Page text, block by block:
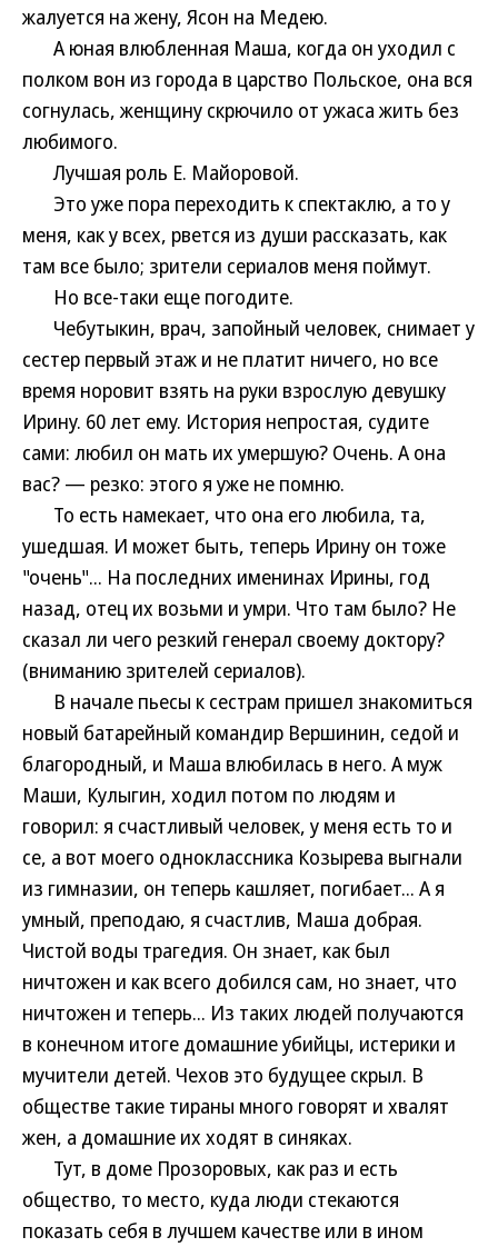
жалуется на жену, Ясон на Медею.
А юная влюбленная Маша, когда он уходил с
полком вон из города в царство Польское, она вся
согнулась, женщину скрючило от ужаса жить без
любимого.
Лучшая роль Е. Майоровой.
Это уже пора переходить к спектаклю, а то у
меня, как у всех, рвется из души рассказать, как
там все было; зрители сериалов меня поймут.
Но все-таки еще погодите.
Чебутыкин, врач, запойный человек, снимает у
сестер первый этаж и не платит ничего, но все
время норовит взять на руки взрослую девушку
Ирину. 60 лет ему. История непростая, судите
сами: любил он мать их умершую? Очень. А она
вас? — резко: этого я уже не помню.
То есть намекает, что она его любила, та,
ушедшая. И может быть, теперь Ирину он тоже
"очень"... На последних именинах Ирины, год
назад, отец их возьми и умри. Что там было? Не
сказал ли чего резкий генерал своему доктору?
(вниманию зрителей сериалов).
В начале пьесы к сестрам пришел знакомиться
новый батарейный командир Вершинин, седой и
благородный, и Маша влюбилась в него. А муж
Маши, Кулыгин, ходил потом по людям и
говорил: я счастливый человек, у меня есть то и
се, а вот моего одноклассника Козырева выгнали
из гимназии, он теперь кашляет, погибает... А я
умный, преподаю, я счастлив, Маша добрая.
Чистой воды трагедия. Он знает, как был
ничтожен и как всего добился сам, но знает, что
ничтожен и теперь... Из таких людей получаются
в конечном итоге домашние убийцы, истерики и
мучители детей. Чехов это будущее скрыл. В
обществе такие тираны много говорят и хвалят
жен, а домашние их ходят в синяках.
Тут, в доме Прозоровых, как раз и есть
общество, то место, куда люди стекаются
показать себя в лучшем качестве или в ином